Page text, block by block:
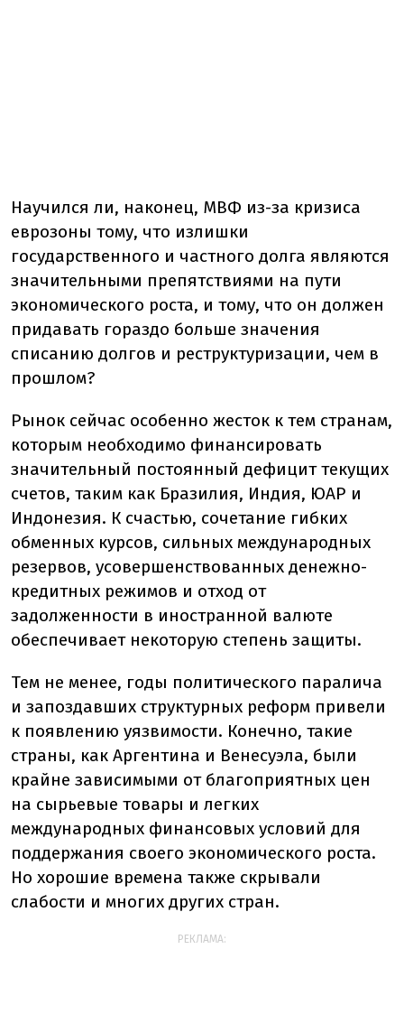
Научился ли, наконец, МВФ из-за кризиса
еврозоны тому, что излишки
государственного и частного долга являются
значительными препятствиями на пути
экономического роста, и тому, что он должен
придавать гораздо больше значения
списанию долгов и реструктуризации, чем в
прошлом?
Рынок сейчас особенно жесток к тем странам,
которым необходимо финансировать
значительный постоянный дефицит текущих
счетов, таким как Бразилия, Индия, ЮАР и
Индонезия. К счастью, сочетание гибких
обменных курсов, сильных международных
резервов, усовершенствованных денежно-
кредитных режимов и отход от
задолженности в иностранной валюте
обеспечивает некоторую степень защиты.
Тем не менее, годы политического паралича
и запоздавших структурных реформ привели
к появлению уязвимости. Конечно, такие
страны, как Аргентина и Венесуэла, были
крайне зависимыми от благоприятных цен
на сырьевые товары и легких
международных финансовых условий для
поддержания своего экономического роста.
Но хорошие времена также скрывали
слабости и многих других стран.
РЕКЛАМА: